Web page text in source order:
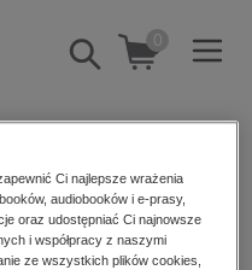
Pokaż/schowaj
wyszukiwarkę
0
Ci najlepsze wrażenia
audiobooków i e-prasy,
oraz udostępniać Ci najnowsze
i współpracy z naszymi
ze wszystkich plików cookies,